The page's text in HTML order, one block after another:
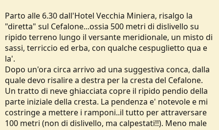
Parto alle 6.30 dall'Hotel Vecchia Miniera, risalgo la
"diretta" sul Cefalone...ossia 500 metri di dislivello su
ripido terreno lungo il versante meridionale, un misto di
sassi, terriccio ed erba, con qualche cespuglietto qua e
la'.
Dopo un'ora circa arrivo ad una suggestiva conca, dalla
quale devo risalire a destra per la cresta del Cefalone.
Un tratto di neve ghiacciata copre il ripido pendio della
parte iniziale della cresta. La pendenza e' notevole e mi
costringe a mettere i ramponi..il tutto per attraversare
100 metri (non di dislivello, ma calpestati!!). Meno male